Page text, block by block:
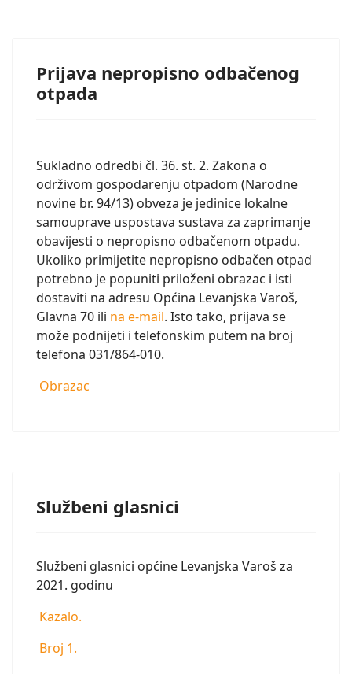
Prijava nepropisno odbačenog
otpada
Sukladno odredbi čl. 36. st. 2. Zakona o
održivom gospodarenju otpadom (Narodne
novine br. 94/13) obveza je jedinice lokalne
samouprave uspostava sustava za zaprimanje
obavijesti o nepropisno odbačenom otpadu.
Ukoliko primijetite nepropisno odbačen otpad
potrebno je popuniti priloženi obrazac i isti
dostaviti na adresu Općina Levanjska Varoš,
Glavna 70 ili na e-mail. Isto tako, prijava se
može podnijeti i telefonskim putem na broj
telefona 031/864-010.
Obrazac
Službeni glasnici
Službeni glasnici općine Levanjska Varoš za
2021. godinu
Kazalo.
Broj 1.